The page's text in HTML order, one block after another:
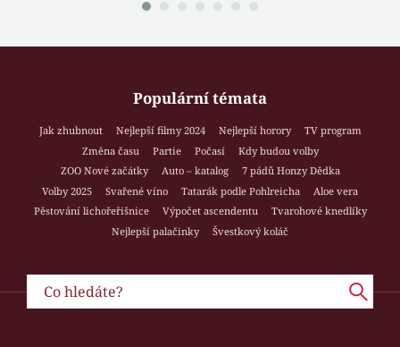
Populární témata
Jak zhubnout Nejlepší filmy 2024 Nejlepší horory
TV program
Změna času
Partie Počasí
Kdy budou volby
ZOO Nové začátky
Auto – katalog
7 pádů Honzy Dědka
Volby 2025
Svařené víno Tatarák podle Pohlreicha
Aloe vera
Pěstování lichořeřišnice
Výpočet ascendentu
Tvarohové knedlíky
Nejlepší palačinky
Švestkový koláč